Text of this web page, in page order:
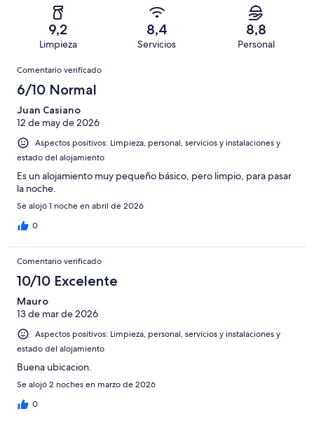
puntuación
puntuación
puntuación
Normal
una
puntuación
Mediocre
36
una
puntuación
de
9,2
Limpieza
8,4
Servicios
8,8
Personal
Comentarios
Comentario verificado
6/10 Normal
Juan Casiano
12 de may de 2026
Aspectos positivos: Limpieza, personal, servicios y instalaciones y
estado del alojamiento
Es un alojamiento muy pequeño básico, pero limpio, para pasar
la noche.
Se alojó 1 noche en abril de 2026
0
Comentario verificado
10/10 Excelente
Mauro
13 de mar de 2026
Aspectos positivos: Limpieza, personal, servicios y instalaciones y
estado del alojamiento
Buena ubicacion.
Se alojó 2 noches en marzo de 2026
0